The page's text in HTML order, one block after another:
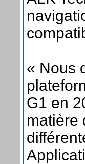
« Nous
G1 en
matière